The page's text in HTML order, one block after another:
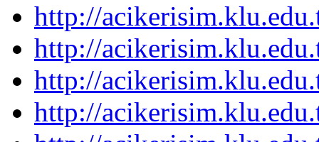
http://
http://
http://
http://